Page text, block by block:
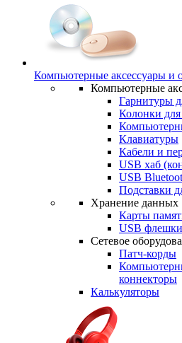
Компьютерные аксессуары и
Компьютерные
Гарнитуры
Колонки
Клавиатуры
Кабели и
USB хаб
USB
Подставки
Хранение данных
Карты
USB
Сетевое
Патч-корды
коннекторы
Калькуляторы